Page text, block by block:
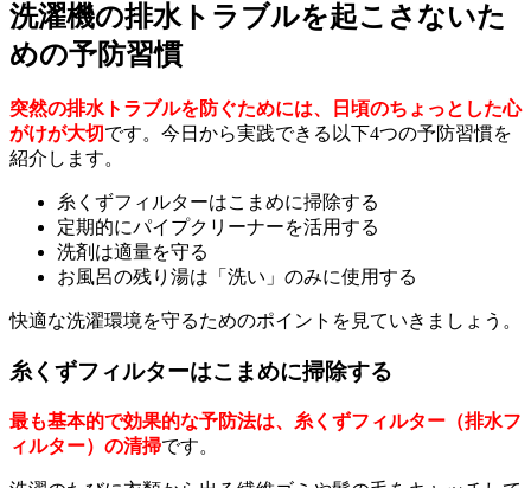
洗濯機の排水トラブルを起こさないた
めの予防習慣
突然の排水トラブルを防ぐためには、日頃のちょっとした心
がけが大切です。今日から実践できる以下4つの予防習慣を
紹介します。
糸くずフィルターはこまめに掃除する
定期的にパイプクリーナーを活用する
洗剤は適量を守る
お風呂の残り湯は「洗い」のみに使用する
快適な洗濯環境を守るためのポイントを見ていきましょう。
糸くずフィルターはこまめに掃除する
最も基本的で効果的な予防法は、糸くずフィルター（排水フ
ィルター）の清掃です。